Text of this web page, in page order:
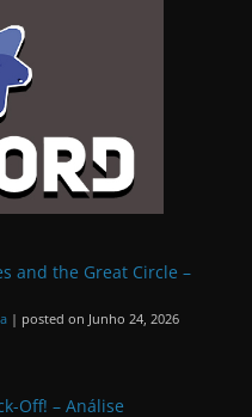
and the Great Circle –
| posted on Junho 24, 2026
Off! – Análise